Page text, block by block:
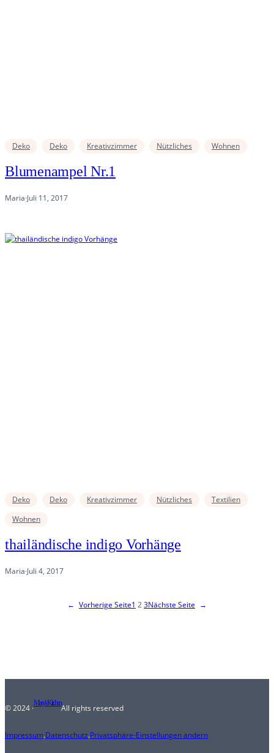
Deko Deko Kreativzimmer Nützliches Wohnen
Blumenampel Nr.1
Maria·Juli 11, 2017
Deko Deko Kreativzimmer Nützliches
Textilien
Wohnen
thailändische indigo Vorhänge
Maria·Juli 4, 2017
← Vorherige Seite1 23Nächste Seite →
© 2024 ·Mary's KitchenAll rights reserved
Impressum.Datenschutz.Privatsphäre-Einstellungen ändern